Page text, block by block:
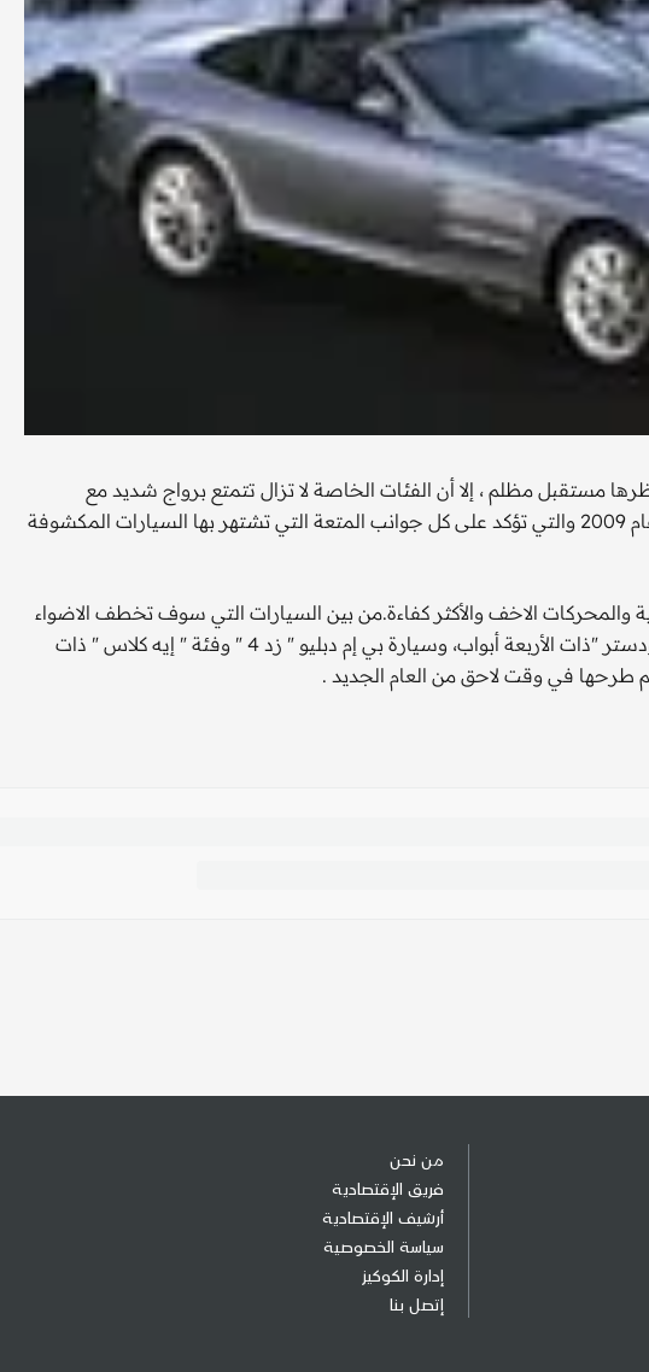
مستقبل مظلم ، إلا أن الفئات الخاصة لا تزال تتمتع برواج شديد مع
مجموعة السيارات المكشوفة المخطط لتقديمها عام 2009 والتي تؤكد على كل جوانب المتعة التي تشتهر بها السيارات المكشوفة
والمحركات الاخف والأكثر كفاءة.من بين السيارات التي سوف تخطف الاضواء
عام 2009، سيارة أودي إيه 5 الجديدة من طراز " رودستر "ذات الأربعة أبواب، وسيارة بي إم دبليو " زد 4 " وفئة " إيه كلاس " ذات
في وقت لاحق من العام الجديد .
من نحن
فريق الإقتصادية
أرشيف الإقتصادية
سياسة الخصوصية
إدارة الكوكيز
إتصل بنا